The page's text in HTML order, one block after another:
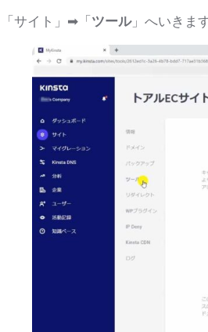
「サイト」➡「ツール」へいきます